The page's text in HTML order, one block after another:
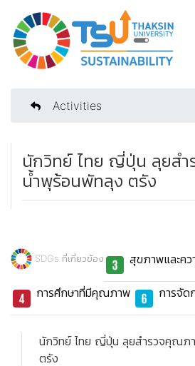
Activities
นักวิทย์ ไทย ญี่ปุ่น ลุยส
น้ำพุร้อนพัทลุง ตรัง
SDGs ที่เกี่ยวข้อง สุขภาพและคว
การศึกษาที่มีคุณภาพ การจัด
นักวิทย์ ไทย ญี่ปุ่น ลุยสำรวจคุณภ
ตรัง